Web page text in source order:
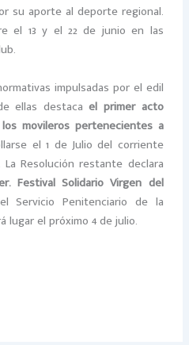
su aporte al deporte regional.
el 13 y el 22 de junio en las
impulsadas por el edil
ellas destacael primer acto
movileros pertenecientes a
el 1 de Julio del corriente
Resolución restante declara
Festival Solidario Virgen del
Servicio Penitenciario de la
lugar el próximo 4 de julio.